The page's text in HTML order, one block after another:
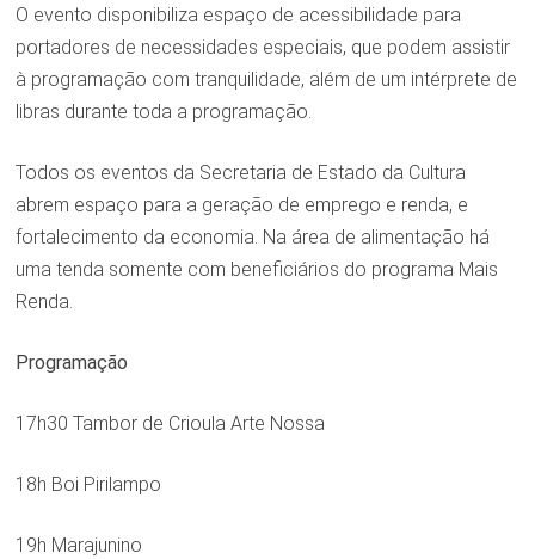
O evento disponibiliza espaço de acessibilidade para
portadores de necessidades especiais, que podem assistir
à programação com tranquilidade, além de um intérprete de
libras durante toda a programação.
Todos os eventos da Secretaria de Estado da Cultura
abrem espaço para a geração de emprego e renda, e
fortalecimento da economia. Na área de alimentação há
uma tenda somente com beneficiários do programa Mais
Renda.
Programação
17h30 Tambor de Crioula Arte Nossa
18h Boi Pirilampo
19h Marajunino